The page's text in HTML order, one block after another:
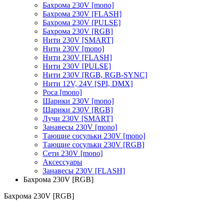
Бахрома 230V [mono]
Бахрома 230V [FLASH]
Бахрома 230V [PULSE]
Бахрома 230V [RGB]
Нити 230V [SMART]
Нити 230V [mono]
Нити 230V [FLASH]
Нити 230V [PULSE]
Нити 230V [RGB, RGB-SYNC]
Нити 12V, 24V [SPI, DMX]
Роса [mono]
Шарики 230V [mono]
Шарики 230V [RGB]
Лучи 230V [SMART]
Занавесы 230V [mono]
Тающие сосульки 230V [mono]
Тающие сосульки 230V [RGB]
Сети 230V [mono]
Аксессуары
Занавесы 230V [FLASH]
Бахрома 230V [RGB]
Бахрома 230V [RGB]